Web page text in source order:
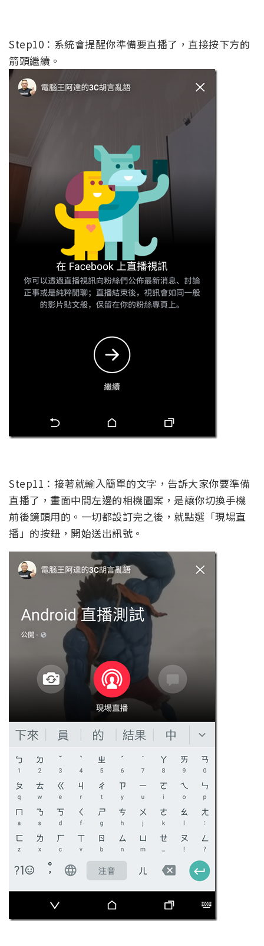
Step10：系統會提醒你準備要直播了，直接按下方的
箭頭繼續。
Step11：接著就輸入簡單的文字，告訴大家你要準備
直播了，畫面中間左邊的相機圖案，是讓你切換手機
前後鏡頭用的。一切都設訂完之後，就點選「現場直
播」的按鈕，開始送出訊號。